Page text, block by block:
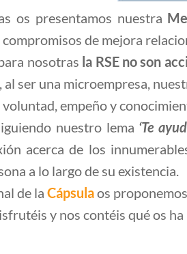
os presentamos nuestra
de mejora
nosotras la RSE no son
al ser una microempresa,
empeño y
nuestro lema ‘Te
acerca de los
a lo largo de su existencia.
de la Cápsulaos
y nos contéis qué os